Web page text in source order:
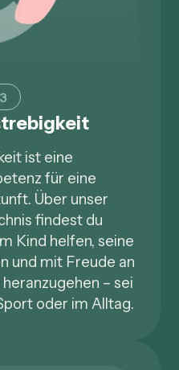
ist eine
für eine
Über unser
findest du
Kind helfen, seine
und mit Freude an
– sei
oder im Alltag.